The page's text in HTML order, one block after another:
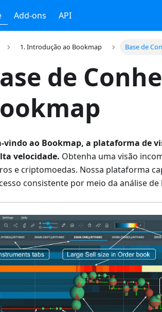
Add-ons API
1. Introdução ao Bookmap Base de
de
vindo ao Bookmap, a plataforma de
velocidade. Obtenha uma visão
e criptomoedas. Nossa plataforma
consistente por meio da análise